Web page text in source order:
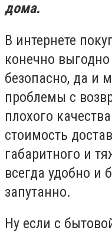
дома.
В интернете
конечно
безопасно, да и
проблемы с
плохого
стоимость
габаритного и
всегда удобно и
запутанно.
Ну если с